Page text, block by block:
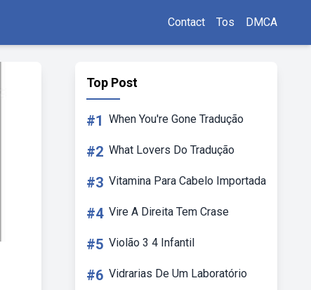
Contact Tos DMCA
Top Post
#1 When You're Gone Tradução
#2 What Lovers Do Tradução
#3 Vitamina Para Cabelo Importada
#4 Vire A Direita Tem Crase
#5 Violão 3 4 Infantil
#6 Vidrarias De Um Laboratório